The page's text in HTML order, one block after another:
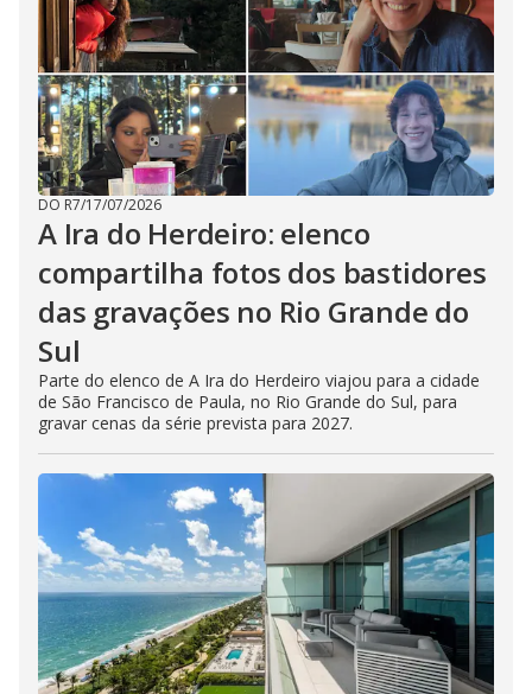
DO R7/17/07/2026
A Ira do Herdeiro: elenco
compartilha fotos dos bastidores
das gravações no Rio Grande do
Sul
Parte do elenco de A Ira do Herdeiro viajou para a cidade
de São Francisco de Paula, no Rio Grande do Sul, para
gravar cenas da série prevista para 2027.